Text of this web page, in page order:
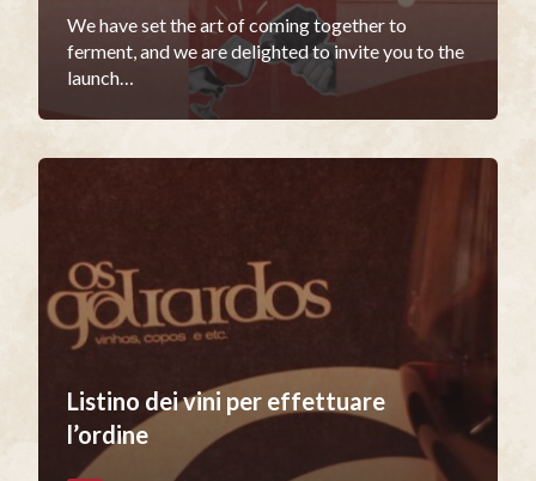
We have set the art of coming together to
ferment, and we are delighted to invite you to the
launch…
Listino dei vini per effettuare
l’ordine